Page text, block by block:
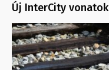
Új InterCity